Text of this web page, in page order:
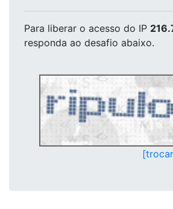
Para liberar o acesso do IP
responda ao desafio abaixo.